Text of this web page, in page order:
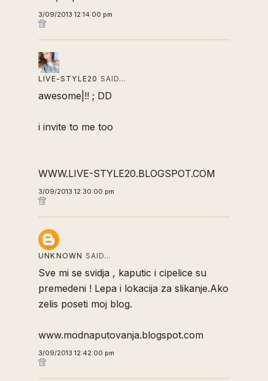
3/09/2013 12:14:00 pm
LIVE-STYLE20 SAID…
awesome|!! ; DD
i invite to me too
WWW.LIVE-STYLE20.BLOGSPOT.COM
3/09/2013 12:30:00 pm
UNKNOWN SAID…
Sve mi se svidja , kaputic i cipelice su
premedeni ! Lepa i lokacija za slikanje.Ako
zelis poseti moj blog.
www.modnaputovanja.blogspot.com
3/09/2013 12:42:00 pm